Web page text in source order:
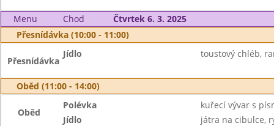
Menu Chod
Čtvrtek 6. 3. 2025
Přesnídávka (10:00 - 11:00)
Přesnídávka
Jídlo toustový chléb,
Oběd (11:00 - 14:00)
Oběd
Polévka
kuřecí vývar s
Jídlo
játra na cibulce,